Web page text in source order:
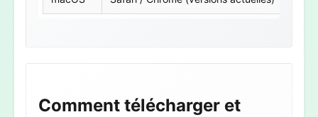
Comment télécharger et